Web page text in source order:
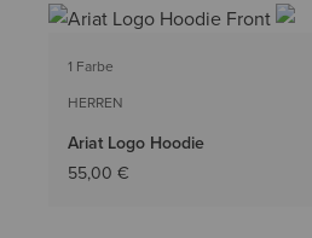
1 Farbe
HERREN
Ariat Logo Hoodie
55,00 €